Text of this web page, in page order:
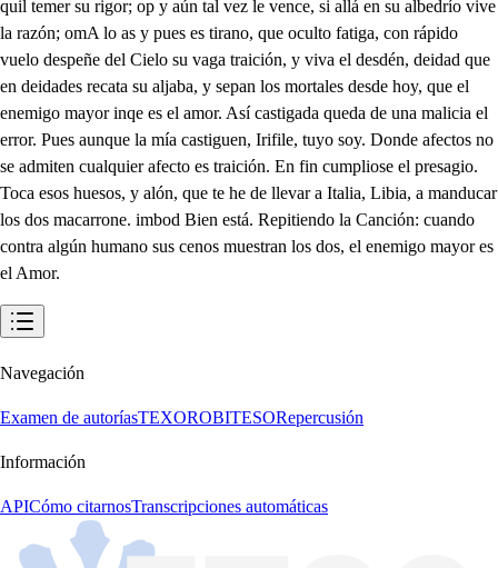
Navegación
Examen de autoríasTEXOROBITESORepercusión
Información
APICómo citarnosTranscripciones automáticas